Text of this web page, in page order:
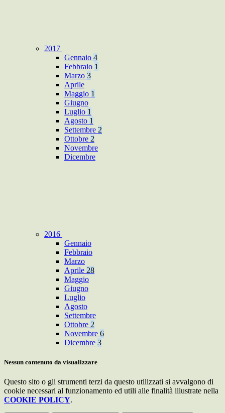
2017
Gennaio 4
Febbraio 1
Marzo 3
Aprile
Maggio 1
Giugno
Luglio 1
Agosto 1
Settembre 2
Ottobre 2
Novembre
Dicembre
2016
Gennaio
Febbraio
Marzo
Aprile 28
Maggio
Giugno
Luglio
Agosto
Settembre
Ottobre 2
Novembre 6
Dicembre 3
Nessun contenuto da visualizzare
Questo sito o gli strumenti terzi da questo utilizzati si avvalgono di
cookie necessari al funzionamento ed utili alle finalità illustrate nella
COOKIE POLICY.